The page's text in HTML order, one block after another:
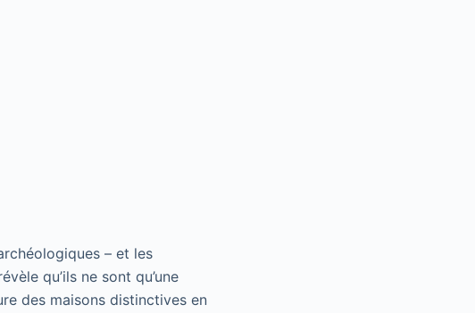
– et les
qu’ils ne sont qu’une
des maisons distinctives en